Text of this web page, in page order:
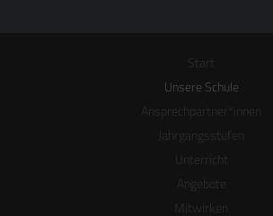
Start
Unsere Schule
Ansprechpartner*innen
Jahrgangsstufen
Unterricht
Angebote
Mitwirken